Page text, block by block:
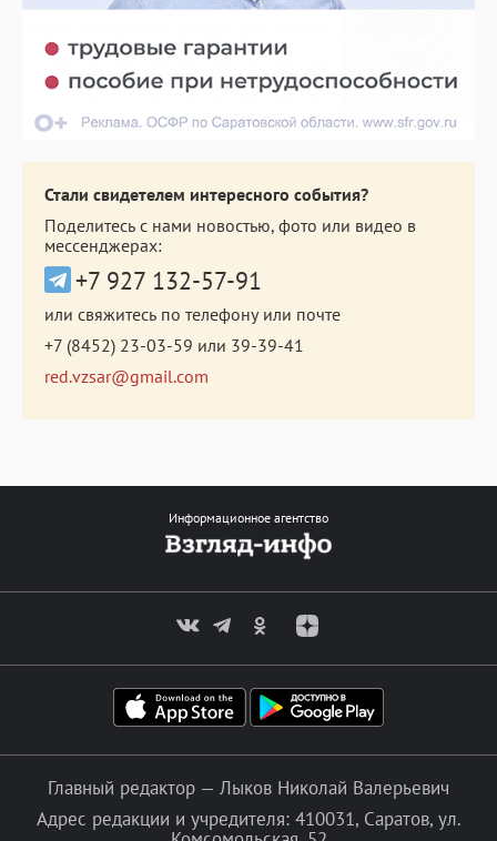
Стали свидетелем интересного события?
Поделитесь с нами новостью, фото или видео в
мессенджерах:
+7 927 132-57-91
или свяжитесь по телефону или почте
+7 (8452) 23-03-59 или 39-39-41
red.vzsar@gmail.com
Информационное агентство
Главный редактор — Лыков Николай Валерьевич
Адрес редакции и учредителя: 410031, Саратов, ул.